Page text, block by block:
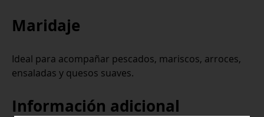
Maridaje
Ideal para acompañar pescados, mariscos, arroces,
ensaladas y quesos suaves.
Información adicional